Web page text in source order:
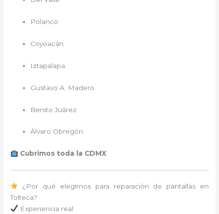
Polanco
Coyoacán
Iztapalapa
Gustavo A. Madero
Benito Juárez
Álvaro Obregón
Cubrimos toda la CDMX.
¿Por qué elegirnos para reparación de pantallas en
Tolteca?
Experiencia real